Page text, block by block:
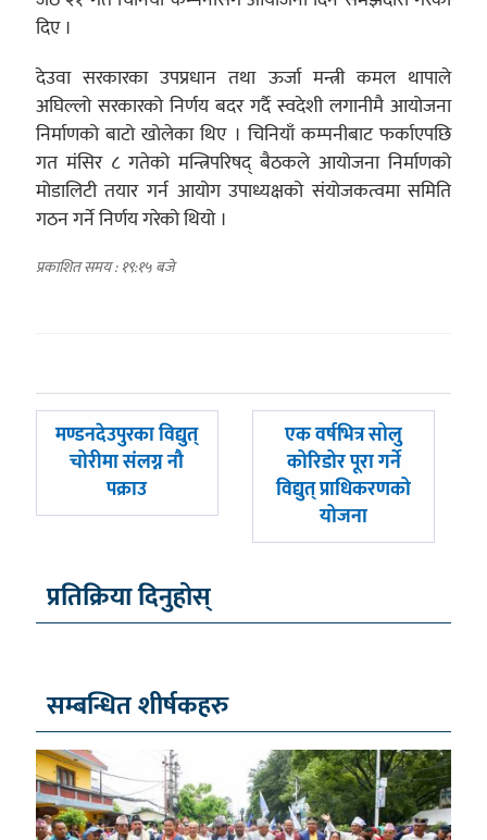
दिए ।
देउवा सरकारका उपप्रधान तथा ऊर्जा मन्त्री कमल थापाले
अघिल्लो सरकारको निर्णय बदर गर्दै स्वदेशी लगानीमै आयोजना
निर्माणको बाटो खोलेका थिए । चिनियाँ कम्पनीबाट फर्काएपछि
गत मंसिर ८ गतेको मन्त्रिपरिषद् बैठकले आयोजना निर्माणको
मोडालिटी तयार गर्न आयोग उपाध्यक्षको संयोजकत्वमा समिति
गठन गर्ने निर्णय गरेको थियो ।
प्रकाशित समय : १९:१५ बजे
पछिल्लाे
मण्डनदेउपुरका विद्युत्
चोरीमा संलग्न नौ
पक्राउ
अघिल्लाे
-
एक वर्षभित्र सोलु
कोरिडोर पूरा गर्ने
विद्युत् प्राधिकरणको
योजना
प्रतिक्रिया दिनुहोस्
सम्बन्धित शीर्षकहरु